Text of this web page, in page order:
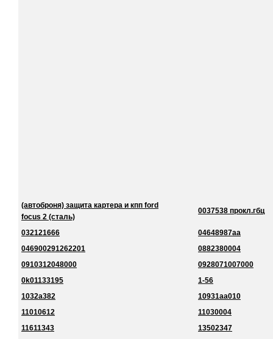
(автоброня) защита картера и кпп ford
focus 2 (сталь)
0037538 прокл.гбц
032121666
04648987aa
046900291262201
0882380004
0910312048000
0928071007000
0k01133195
1-56
1032a382
10931aa010
11010612
11030004
11611343
13502347